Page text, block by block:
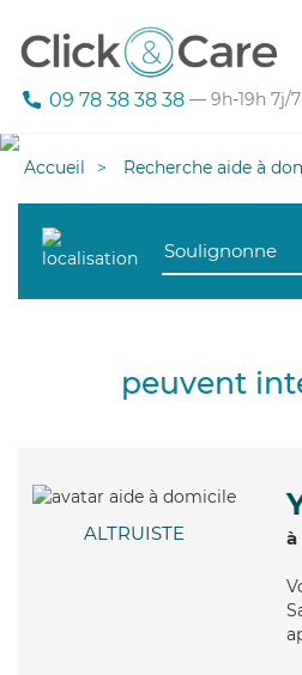
09 78 38 38 38 — 9h-19h 7j/7
Accueil Recherche aide à
peuvent
ALTRUISTE à